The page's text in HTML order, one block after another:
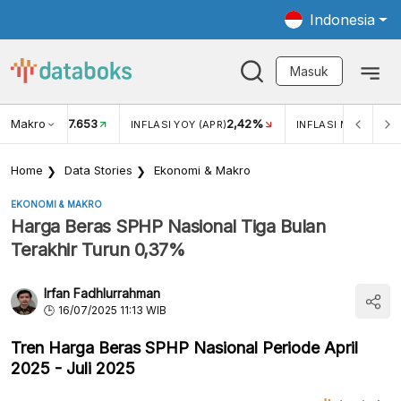
Indonesia
Masuk
Makro
USD/IDR 17.653 INFLASI YOY (APR)2,42% INFLASI MOM (APR)
Home Data Stories Ekonomi & Makro
EKONOMI & MAKRO
Harga Beras SPHP Nasional Tiga Bulan
Terakhir Turun 0,37%
Irfan Fadhlurrahman
16/07/2025 11:13 WIB
Tren Harga Beras SPHP Nasional Periode April
2025 - Juli 2025